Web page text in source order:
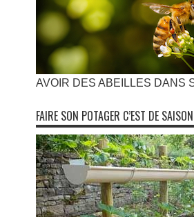
AVOIR DES ABEILLES DANS
FAIRE SON POTAGER C’EST DE